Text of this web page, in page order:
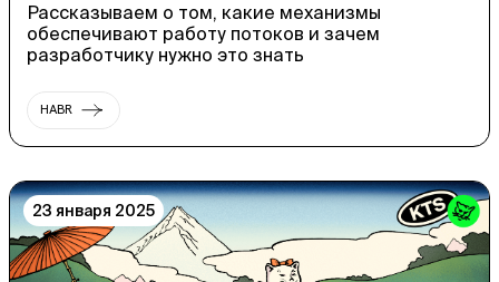
Рассказываем о том, какие механизмы
обеспечивают работу потоков и зачем
разработчику нужно это знать
HABR
23 января 2025